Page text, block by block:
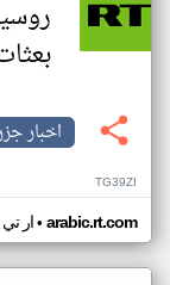
بعثات
اخبار
TG39ZI
ار• arabic.rt.com